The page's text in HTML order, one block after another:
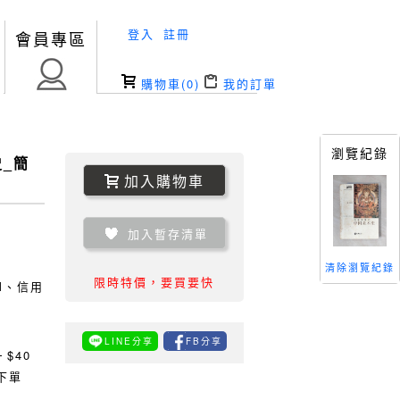
會員專區 登入 註冊
購物車(0) 我的訂單
簡
信用
$40
單
加入購物車
加入暫存清單
限時特價，要買要快
LINE分享 FB分享
瀏覽紀錄
清除瀏覽紀錄